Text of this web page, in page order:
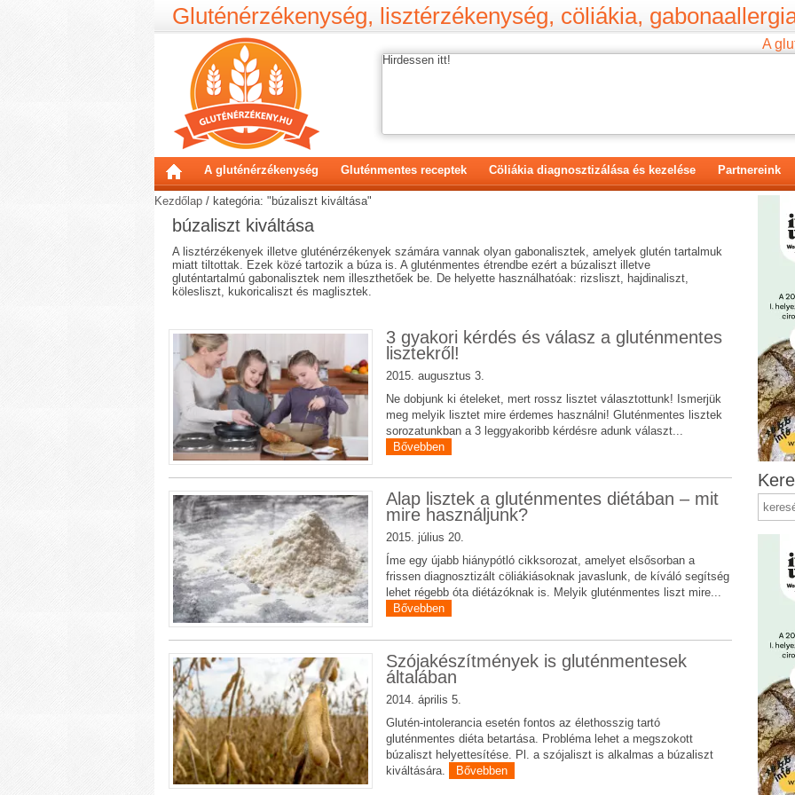
Gluténérzékenység, lisztérzékenység, cöliákia,
A
Hirdessen itt!
A gluténérzékenység Gluténmentes receptek Cöliákia diagnosztizálása és kezelése Partnereink
Kezdőlap / kategória: "búzaliszt kiváltása"
búzaliszt kiváltása
A lisztérzékenyek illetve gluténérzékenyek számára vannak olyan gabonalisztek, amelyek glutén tartalmuk
miatt tiltottak. Ezek közé tartozik a búza is. A gluténmentes étrendbe ezért a búzaliszt illetve
gluténtartalmú gabonalisztek nem illeszthetőek be. De helyette használhatóak: rizsliszt, hajdinaliszt,
kölesliszt, kukoricaliszt és maglisztek.
3 gyakori kérdés és válasz a gluténmentes
lisztekről!
2015. augusztus 3.
Ne dobjunk ki ételeket, mert rossz lisztet választottunk! Ismerjük
meg melyik lisztet mire érdemes használni! Gluténmentes lisztek
sorozatunkban a 3 leggyakoribb kérdésre adunk választ...
Bővebben
Alap lisztek a gluténmentes diétában – mit
mire használjunk?
2015. július 20.
Íme egy újabb hiánypótló cikksorozat, amelyet elsősorban a
frissen diagnosztizált cöliákiásoknak javaslunk, de kíváló segítség
lehet régebb óta diétázóknak is. Melyik gluténmentes liszt mire...
Bővebben
Szójakészítmények is gluténmentesek
általában
2014. április 5.
Glutén-intolerancia esetén fontos az élethosszig tartó
gluténmentes diéta betartása. Probléma lehet a megszokott
búzaliszt helyettesítése. Pl. a szójaliszt is alkalmas a búzaliszt
kiváltására.
Bővebben